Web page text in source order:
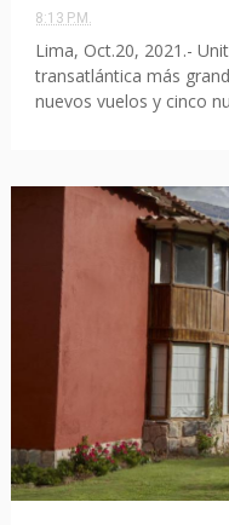
8:13 P.M.
Lima, Oct.20, 2021.-
transatlántica más
nuevos vuelos y cinco